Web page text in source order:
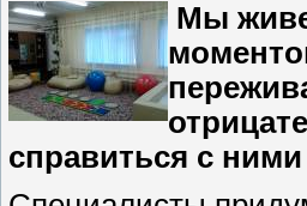
Мы
справиться с